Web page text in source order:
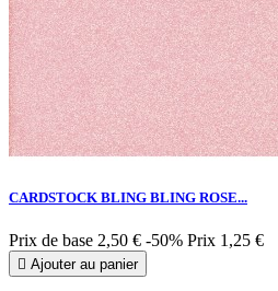
CARDSTOCK BLING BLING ROSE...
Prix de base 2,50 € -50% Prix 1,25 €
 Ajouter au panier